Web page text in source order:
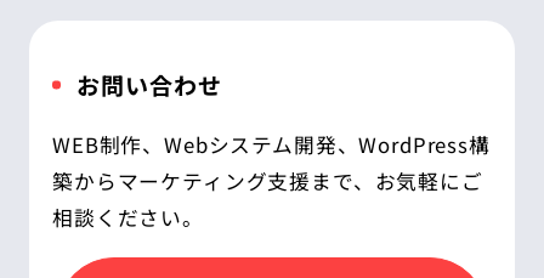
お問い合わせ
WEB制作、Webシステム開発、WordPress構
築からマーケティング支援まで、お気軽にご
相談ください。